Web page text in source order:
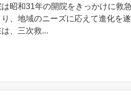
は昭和31年の開院をきっかけに救
、地域のニーズに応えて進化を遂
、三次救...